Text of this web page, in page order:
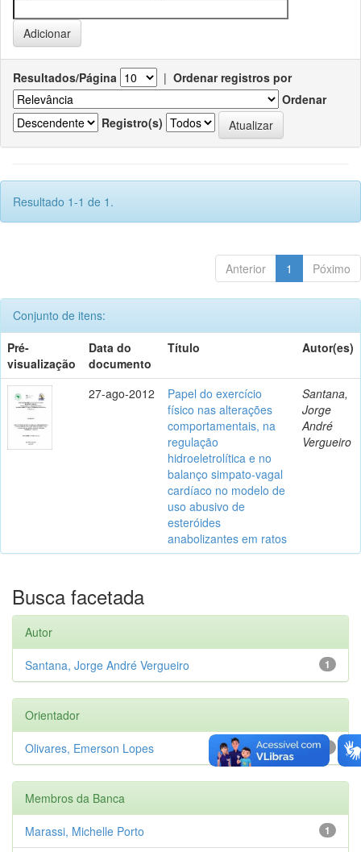
Resultados/Página | Ordenar registros por
Ordenar
Registro(s)
Resultado 1-1 de 1.
Anterior 1 Póximo
Conjunto de itens:
Pré-
visualização
Data do
documento
Título Autor(es)
27-ago-2012
Papel do exercício
físico nas alterações
comportamentais, na
regulação
hidroeletrolítica e no
balanço simpato-vagal
cardíaco no modelo de
uso abusivo de
esteróides
anabolizantes em ratos
Santana,
Jorge
André
Vergueiro
Busca facetada
Autor
1
Santana, Jorge André Vergueiro
Orientador
Olivares, Emerson Lopes
Membros da Banca
1
Marassi, Michelle Porto